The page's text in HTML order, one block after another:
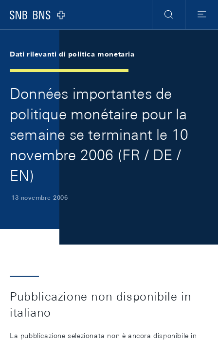
Logo
Ricerca
Menu
Dati rilevanti di politica monetaria
Données importantes de
politique monétaire pour la
semaine se terminant le 10
novembre 2006 (FR / DE /
EN)
13 novembre 2006
Pubblicazione non disponibile in
italiano
La pubblicazione selezionata non è ancora disponibile in